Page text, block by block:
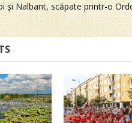
şi Nalbant, scăpate printr-o